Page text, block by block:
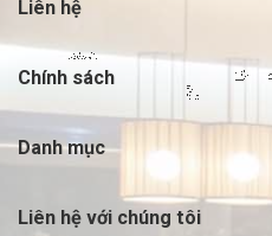
Liên hệ
Chính sách
Danh mục
Liên hệ với chúng tôi